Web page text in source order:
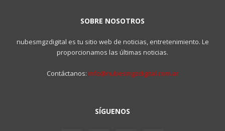
SOBRE NOSOTROS
nubesmgzdigital es tu sitio web de noticias, entretenimiento. Le
proporcionamos las últimas noticias.
Contáctanos: info@nubesmgzdigital.com.ar
SÍGUENOS